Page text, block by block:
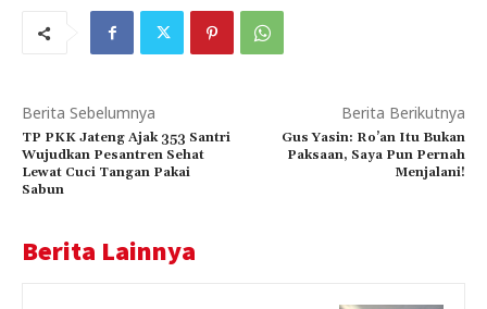
Berita Sebelumnya
TP PKK Jateng Ajak 353 Santri
Wujudkan Pesantren Sehat
Lewat Cuci Tangan Pakai
Sabun
Berita Berikutnya
Gus Yasin: Ro’an Itu Bukan
Paksaan, Saya Pun Pernah
Menjalani!
Berita Lainnya